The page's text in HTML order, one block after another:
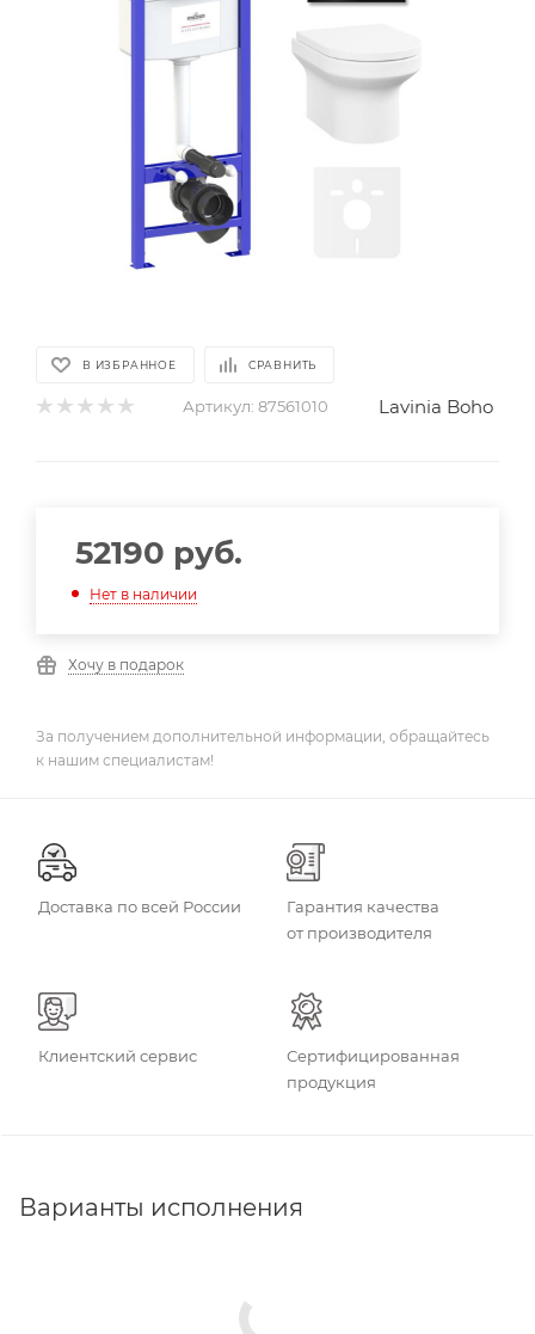
В ИЗБРАННОЕ СРАВНИТЬ
Артикул: 87561010 Lavinia Boho
52190 руб.
Нет в наличии
Хочу в подарок
За получением дополнительной информации, обращайтесь
к нашим специалистам!
Доставка по всей России
Гарантия качества
от производителя
Клиентский сервис
Сертифицированная
продукция
Варианты исполнения